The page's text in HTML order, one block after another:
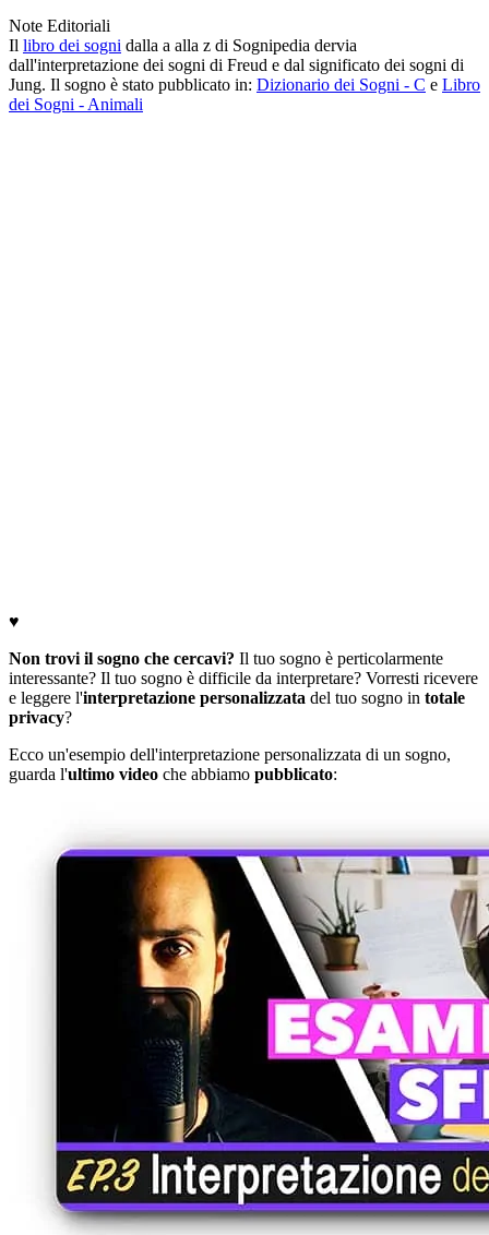
Note Editoriali
Il libro dei sogni dalla a alla z di Sognipedia dervia
dall'interpretazione dei sogni di Freud e dal significato dei sogni di
Jung. Il sogno è stato pubblicato in: Dizionario dei Sogni - C e Libro
dei Sogni - Animali
♥
Non trovi il sogno che cercavi? Il tuo sogno è perticolarmente
interessante? Il tuo sogno è difficile da interpretare? Vorresti ricevere
e leggere l'interpretazione personalizzata del tuo sogno in totale
privacy?
Ecco un'esempio dell'interpretazione personalizzata di un sogno,
guarda l'ultimo video che abbiamo pubblicato: